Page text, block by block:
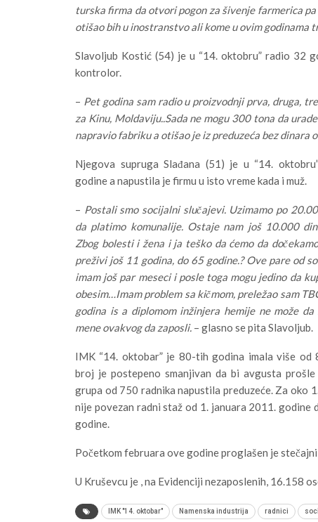
turska firma da otvori pogon za šivenje farmerica pa
otišao bih u inostranstvo ali kome u ovim godinama
Slavoljub Kostić (54) je u “14. oktobru” radio 32
kontrolor.
– Pet godina sam radio u proizvodnji prva, druga,
za Kinu, Moldaviju..Sada ne mogu 300 tona da
napravio fabriku a otišao je iz preduzeća bez dinara
Njegova supruga Slađana (51) je u “14.
godine a napustila je firmu u isto vreme kada i muž.
– Postali smo socijalni slučajevi. Uzimamo po
da platimo komunalije. Ostaje nam još 10.000
Zbog bolesti i žena i ja teško da ćemo da
preživi još 11 godina, do 65 godine.? Ove pare od
imam još par meseci i posle toga mogu jedino da
obesim…Imam problem sa kičmom, preležao sam
godina is a diplomom inžinjera hemije ne može da
mene ovakvog da zaposli. – glasno se pita Slavoljub.
IMK “14. oktobar” je 80-tih godina imala više od
broj je postepeno smanjivan da bi avgusta prošle
grupa od 750 radnika napustila preduzeće. Za oko
nije povezan radni staž od 1. januara 2011. godine
godine.
Početkom februara ove godine proglašen je
U Kruševcu je , na Evidenciji nezaposlenih, 16.158
IMK "14. oktobar" Namenska industrija radnici